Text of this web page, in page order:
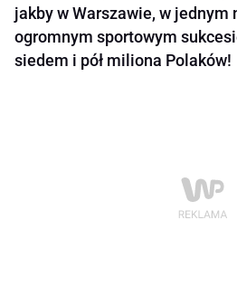
jakby w Warszawie, w jednym
ogromnym sportowym
siedem i pół miliona Polaków!